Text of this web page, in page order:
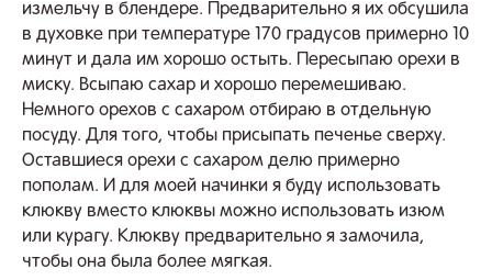
измельчу в блендере. Предварительно я их обсушила
в духовке при температуре 170 градусов примерно 10
минут и дала им хорошо остыть. Пересыпаю орехи в
миску. Всыпаю сахар и хорошо перемешиваю.
Немного орехов с сахаром отбираю в отдельную
посуду. Для того, чтобы присыпать печенье сверху.
Оставшиеся орехи с сахаром делю примерно
пополам. И для моей начинки я буду использовать
клюкву вместо клюквы можно использовать изюм
или курагу. Клюкву предварительно я замочила,
чтобы она была более мягкая.